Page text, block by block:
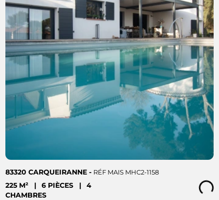
83320 CARQUEIRANNE - RÉF MAIS MHC2-1158
225 M² | 6 PIÈCES |
4
CHAMBRES
Loading...